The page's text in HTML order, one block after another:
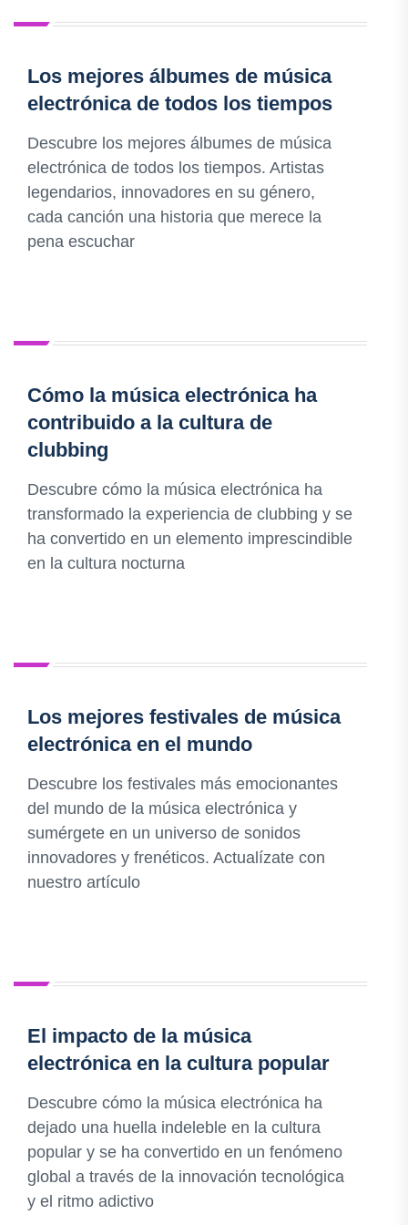
Los mejores álbumes de música
electrónica de todos los tiempos
Descubre los mejores álbumes de música
electrónica de todos los tiempos. Artistas
legendarios, innovadores en su género,
cada canción una historia que merece la
pena escuchar
Cómo la música electrónica ha
contribuido a la cultura de
clubbing
Descubre cómo la música electrónica ha
transformado la experiencia de clubbing y se
ha convertido en un elemento imprescindible
en la cultura nocturna
Los mejores festivales de música
electrónica en el mundo
Descubre los festivales más emocionantes
del mundo de la música electrónica y
sumérgete en un universo de sonidos
innovadores y frenéticos. Actualízate con
nuestro artículo
El impacto de la música
electrónica en la cultura popular
Descubre cómo la música electrónica ha
dejado una huella indeleble en la cultura
popular y se ha convertido en un fenómeno
global a través de la innovación tecnológica
y el ritmo adictivo